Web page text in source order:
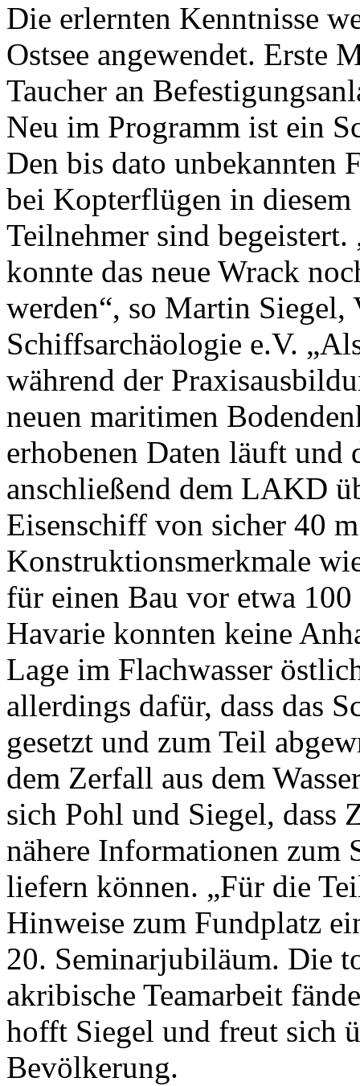
Die erlernten Kenntnisse
Ostsee angewendet. Erste
Taucher an
Neu im Programm ist ein
Den bis dato unbekannten
bei Kopterflügen in
Teilnehmer sind begeistert.
konnte das neue Wrack
werden“, so Martin Siegel,
Schiffsarchäologie e.V.
während der
neuen maritimen
erhobenen Daten läuft und
anschließend dem LAKD
Eisenschiff von sicher 40
Konstruktionsmerkmale
für einen Bau vor etwa
Havarie konnten keine
Lage im Flachwasser
allerdings dafür, dass das
gesetzt und zum Teil
dem Zerfall aus dem
sich Pohl und Siegel, dass
nähere Informationen zum
liefern können. „Für die
Hinweise zum Fundplatz
20. Seminarjubiläum. Die
akribische Teamarbeit
hofft Siegel und freut sich
Bevölkerung.